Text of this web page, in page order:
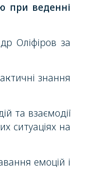
при веденні
Оліфіров за
знання
та взаємодії
ситуаціях на
емоцій і